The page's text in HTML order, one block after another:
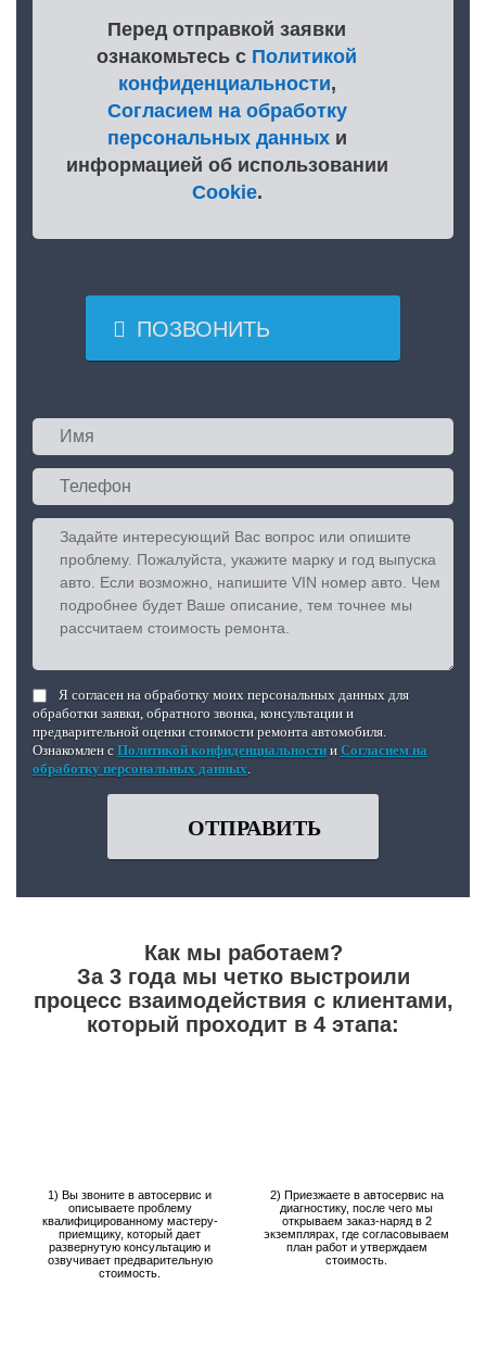
Перед отправкой заявки
ознакомьтесь с Политикой
конфиденциальности,
Согласием на обработку
персональных данныхи
информацией об использовании
Cookie.
 ПОЗВОНИТЬ
Я согласен на обработку моих персональных данных для
обработки заявки, обратного звонка, консультации и
предварительной оценки стоимости ремонта автомобиля.
Ознакомлен с Политикой конфиденциальности и Согласием на
обработку персональных данных
ОТПРАВИТЬ
Как мы работаем?
За 3 года мы четко выстроили
процесс взаимодействия с клиентами,
который проходит в 4 этапа:
1) Вы звоните в автосервис и
описываете проблему
квалифицированному мастеру-
приемщику, который дает
развернутую консультацию и
озвучивает предварительную
стоимость.
2) Приезжаете в автосервис на
диагностику, после чего мы
открываем заказ-наряд в 2
экземплярах, где согласовываем
план работ и утверждаем
стоимость.